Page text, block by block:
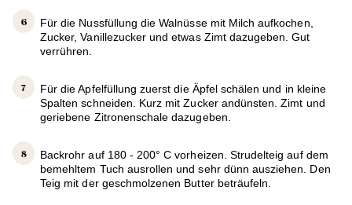
Für die Nussfüllung die Walnüsse mit Milch aufkochen,
Zucker, Vanillezucker und etwas Zimt dazugeben. Gut
verrühren.
Für die Apfelfüllung zuerst die Äpfel schälen und in kleine
Spalten schneiden. Kurz mit Zucker andünsten. Zimt und
geriebene Zitronenschale dazugeben.
Backrohr auf 180 - 200° C vorheizen. Strudelteig auf dem
bemehltem Tuch ausrollen und sehr dünn ausziehen. Den
Teig mit der geschmolzenen Butter beträufeln.